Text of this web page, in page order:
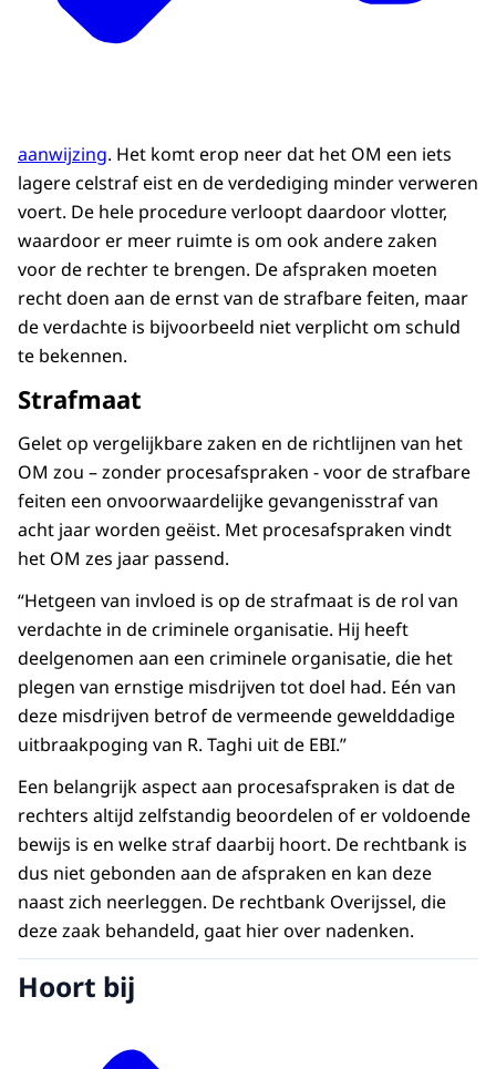
aanwijzing. Het komt erop neer dat het OM een iets
lagere celstraf eist en de verdediging minder verweren
voert. De hele procedure verloopt daardoor vlotter,
waardoor er meer ruimte is om ook andere zaken
voor de rechter te brengen. De afspraken moeten
recht doen aan de ernst van de strafbare feiten, maar
de verdachte is bijvoorbeeld niet verplicht om schuld
te bekennen.
Strafmaat
Gelet op vergelijkbare zaken en de richtlijnen van het
OM zou – zonder procesafspraken - voor de strafbare
feiten een onvoorwaardelijke gevangenisstraf van
acht jaar worden geëist. Met procesafspraken vindt
het OM zes jaar passend.
“Hetgeen van invloed is op de strafmaat is de rol van
verdachte in de criminele organisatie. Hij heeft
deelgenomen aan een criminele organisatie, die het
plegen van ernstige misdrijven tot doel had. Eén van
deze misdrijven betrof de vermeende gewelddadige
uitbraakpoging van R. Taghi uit de EBI.”
Een belangrijk aspect aan procesafspraken is dat de
rechters altijd zelfstandig beoordelen of er voldoende
bewijs is en welke straf daarbij hoort. De rechtbank is
dus niet gebonden aan de afspraken en kan deze
naast zich neerleggen. De rechtbank Overijssel, die
deze zaak behandeld, gaat hier over nadenken.
Hoort bij